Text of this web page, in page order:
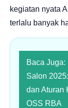
kegiatan nyata
terlalu banyak
Baca Juga:
Salon
dan Aturan
OSS RBA